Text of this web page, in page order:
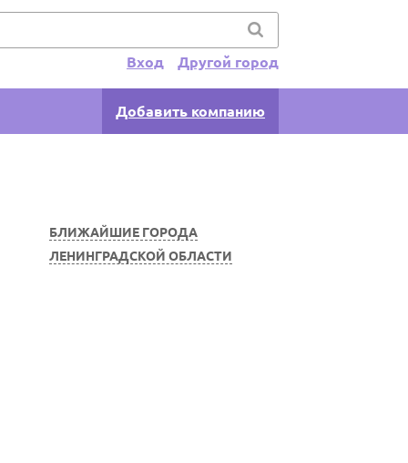
Другой город
Вход
Добавить компанию
БЛИЖАЙШИЕ ГОРОДА
ЛЕНИНГРАДСКОЙ ОБЛАСТИ